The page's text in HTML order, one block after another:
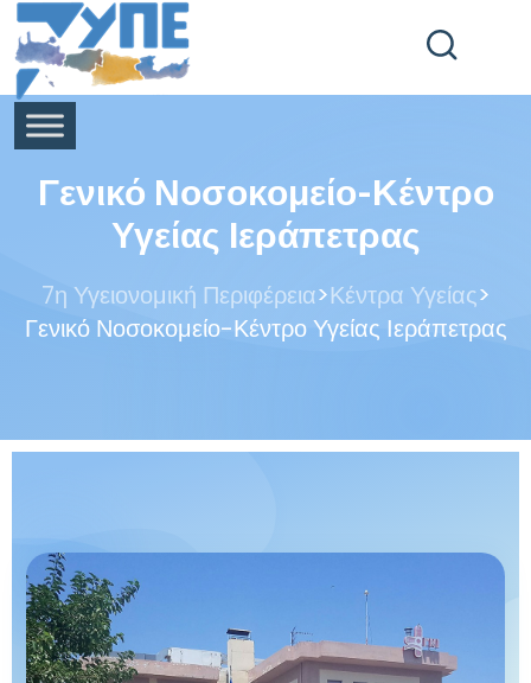
End Header Section -->
Γενικό Νοσοκομείο-Κέντρο
Υγείας Ιεράπετρας
7η Υγειονομική Περιφέρεια>Κέντρα Υγείας>
Γενικό Νοσοκομείο-Κέντρο Υγείας Ιεράπετρας